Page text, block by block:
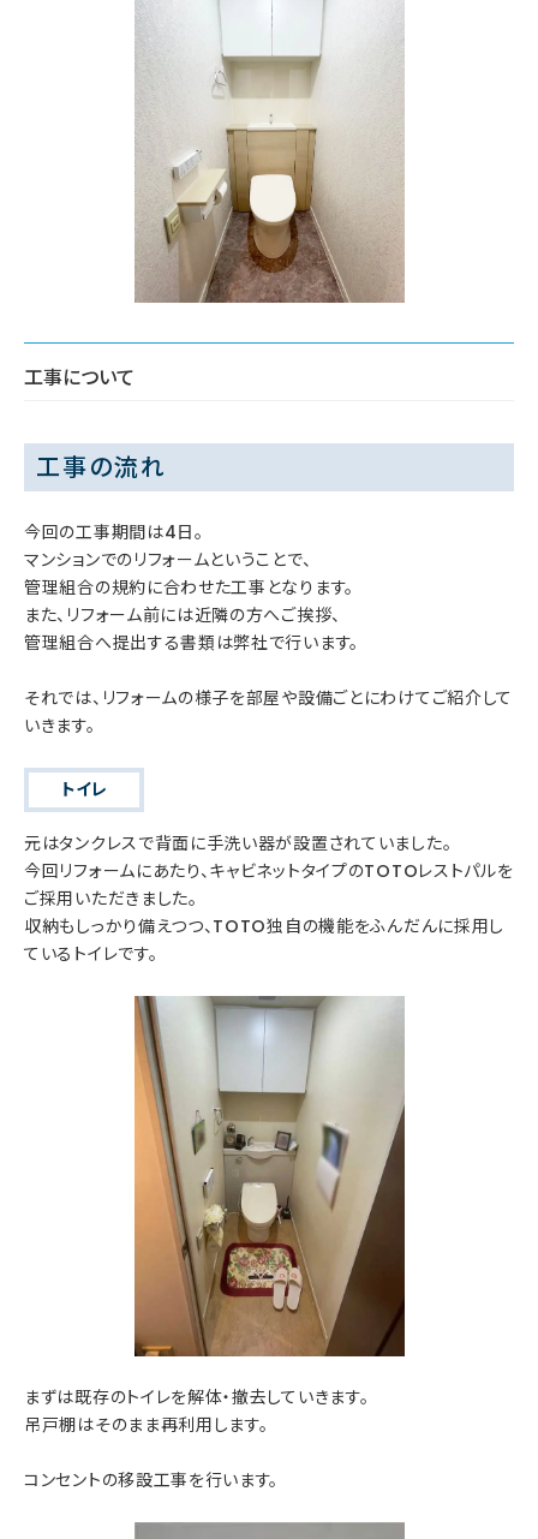
工事について
工事の流れ
今回の工事期間は4日。
マンションでのリフォームということで、
管理組合の規約に合わせた工事となります。
また、リフォーム前には近隣の方へご挨拶、
管理組合へ提出する書類は弊社で行います。
それでは、リフォームの様子を部屋や設備ごとにわけてご紹介して
いきます。
トイレ
元はタンクレスで背面に手洗い器が設置されていました。
今回リフォームにあたり、キャビネットタイプのTOTOレストパルを
ご採用いただきました。
収納もしっかり備えつつ、TOTO独自の機能をふんだんに採用し
ているトイレです。
まずは既存のトイレを解体・撤去していきます。
吊戸棚はそのまま再利用します。
コンセントの移設工事を行います。